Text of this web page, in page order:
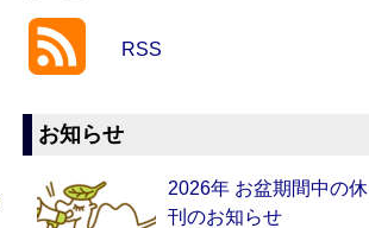
RSS
お知らせ
2026年 お盆期間中の休
刊のお知らせ